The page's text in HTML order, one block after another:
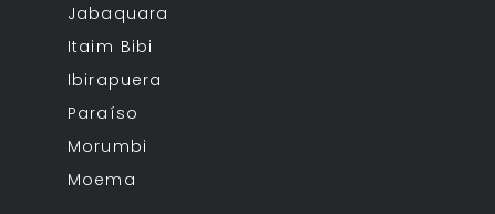
Jabaquara
Itaim Bibi
Ibirapuera
Paraíso
Morumbi
Moema